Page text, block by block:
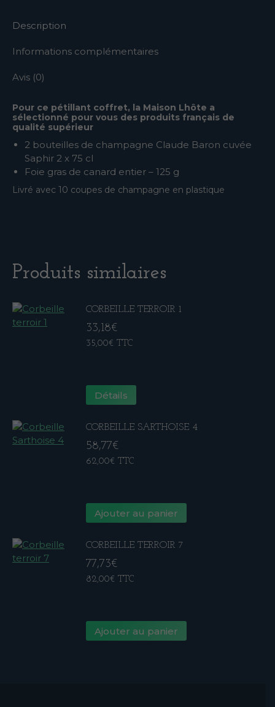
Description
Informations complémentaires
Avis (0)
Pour ce pétillant coffret, la Maison Lhôte a
sélectionné pour vous des produits français de
qualité supérieur
2 bouteilles de champagne Claude Baron cuvée
Saphir 2 x 75 cl
Foie gras de canard entier – 125 g
Livré avec 10 coupes de champagne en plastique
Produits similaires
CORBEILLE TERROIR 1
33,18€
35,00€ TTC
Détails
CORBEILLE SARTHOISE 4
58,77€
62,00€ TTC
Ajouter au panier
CORBEILLE TERROIR 7
77,73€
82,00€ TTC
Ajouter au panier